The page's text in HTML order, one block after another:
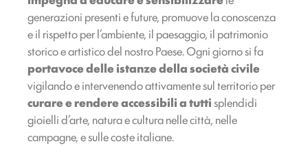
generazioni presenti e future, promuove la conoscenza
e il rispetto per l’ambiente, il paesaggio, il patrimonio
storico e artistico del nostro Paese. Ogni giorno si fa
portavoce delle istanze della società civile
vigilando e intervenendo attivamente sul territorio per
curare e rendere accessibili a tuttisplendidi
gioielli d’arte, natura e cultura nelle città, nelle
campagne, e sulle coste italiane.